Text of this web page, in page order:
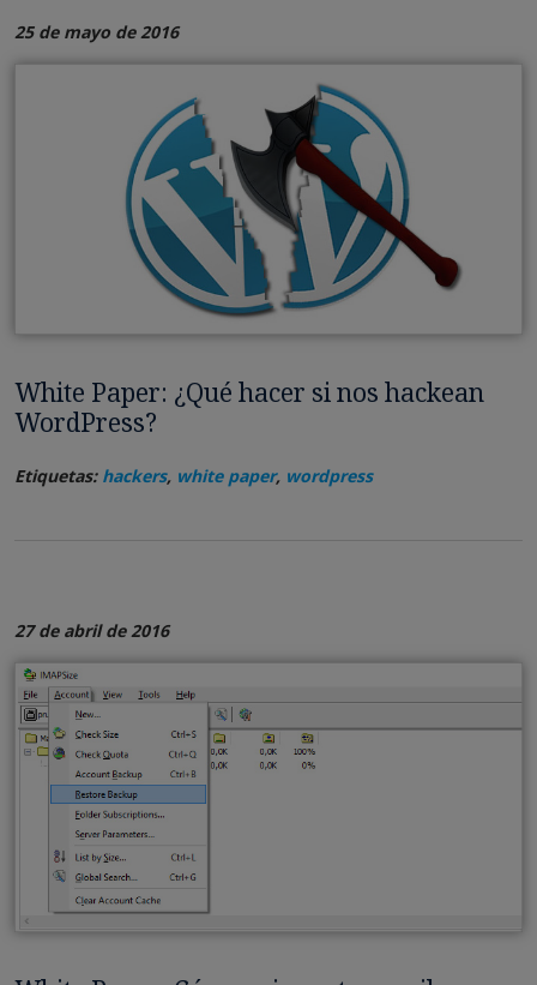
25 de mayo de 2016
White Paper: ¿Qué hacer si nos hackean
WordPress?
Etiquetas: hackers, white paper, wordpress
27 de abril de 2016